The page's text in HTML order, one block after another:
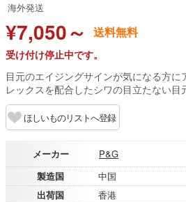
海外発送
¥7,050～ 送料無料
受け付け停止中です。
目元のエイジングサインが気になる方
レックスを配合したシワの目立たない目
ほしいものリストへ登録
メーカー
P&G
製造国
中国
出荷国
香港